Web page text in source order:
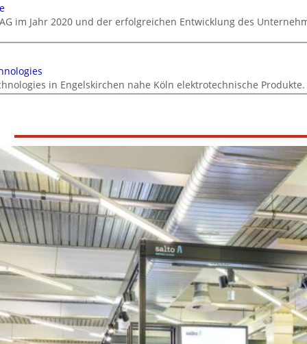
im Jahr 2020 und der erfolgreichen Entwicklung des
in Engelskirchen nahe Köln elektrotechnische Produkte.